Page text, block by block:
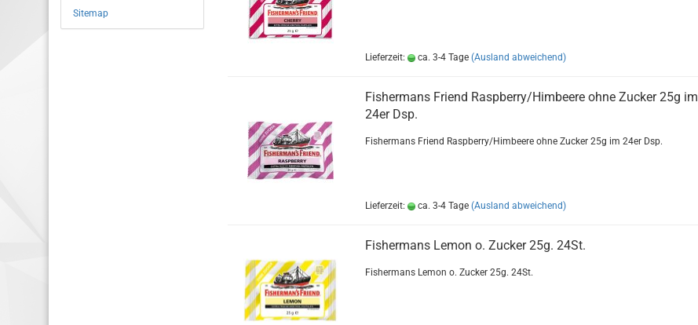
Lieferzeit: ca. 3-4 Tage (Ausland abweichend)
Fi­sher­m­ans Friend Raspber­ry/Him­bee­re ohne Zu­cker 25g im
24er Dsp.
Fi­sher­m­ans Friend Raspber­ry/Him­bee­re ohne Zu­cker 25g im 24er Dsp.
Lieferzeit: ca. 3-4 Tage (Ausland abweichend)
Fi­sher­m­ans Lemon o. Zu­cker 25g. 24St.
Fi­sher­m­ans Lemon o. Zu­cker 25g. 24St.
Sitemap